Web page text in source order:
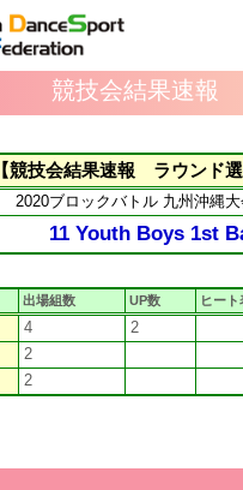
競技会結果速報
【競技会結果速報 ラウンド選
2020ブロックバトル 九州沖縄大
11 Youth Boys 1st
出場組数 UP数 ヒート
4 2
2
2